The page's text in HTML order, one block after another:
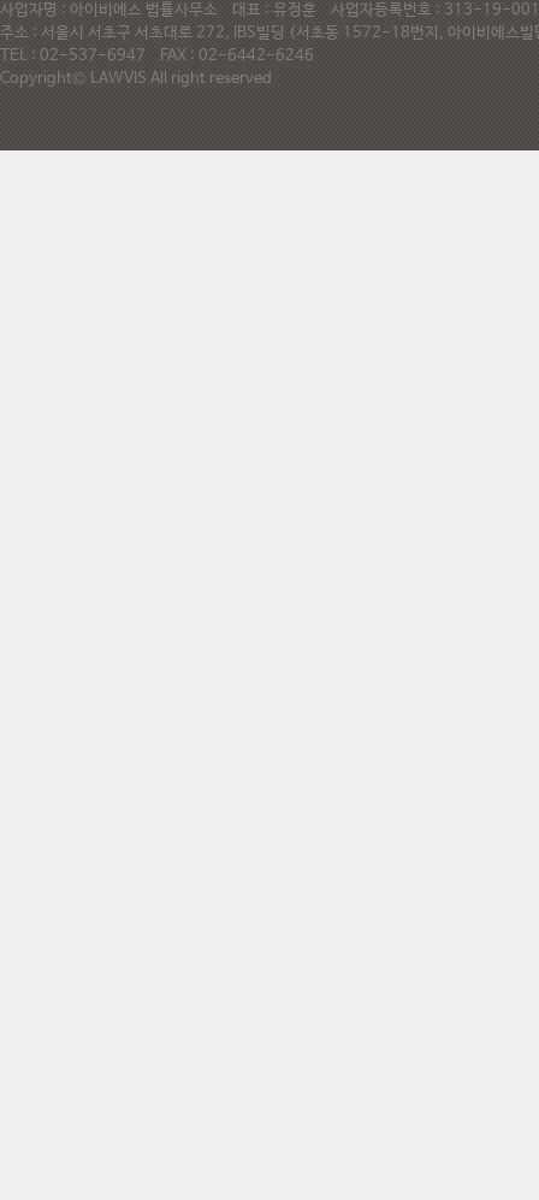
사업자명 : 아이비에스 법률사무소 대표 : 유정훈 사업자등록번호 : 313-19-
주소 : 서울시 서초구 서초대로 272, IBS빌딩 (서초동 1572-18번지, 아이비에스
TEL : 02-537-6947 FAX : 02-6442-6246
Copyright© LAWVIS All right reserved